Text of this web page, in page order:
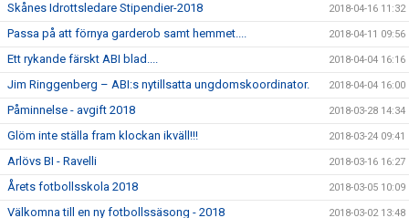
Skånes Idrottsledare Stipendier-2018 2018-04-16 11:32
Passa på att förnya garderob samt hemmet.... 2018-04-11 09:56
Ett rykande färskt ABI blad.... 2018-04-04 16:16
Jim Ringgenberg – ABI:s nytillsatta ungdomskoordinator. 2018-04-04 16:00
Påminnelse - avgift 2018 2018-03-28 14:34
Glöm inte ställa fram klockan ikväll!!! 2018-03-24 09:41
Arlövs BI - Ravelli 2018-03-16 16:27
Årets fotbollsskola 2018 2018-03-05 10:09
Välkomna till en ny fotbollssäsong - 2018 2018-03-02 13:48